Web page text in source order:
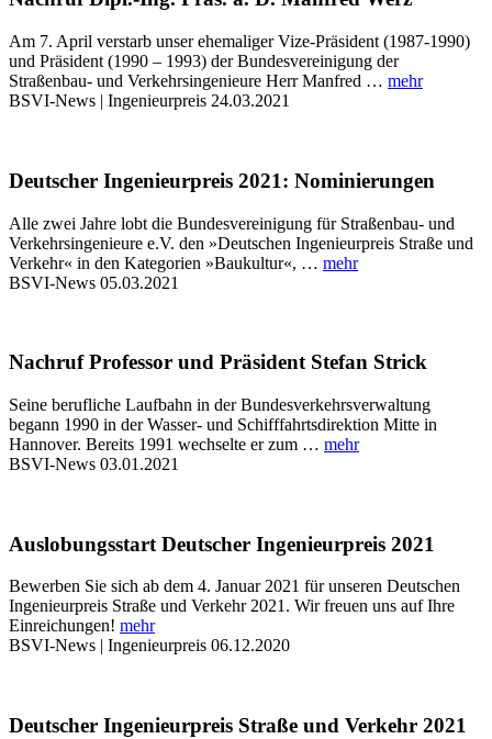
Am 7. April verstarb unser ehemaliger Vize-Präsident (1987-1990)
und Präsident (1990 – 1993) der Bundesvereinigung der
Straßenbau- und Verkehrsingenieure Herr Manfred … mehr
BSVI-News | Ingenieurpreis 24.03.2021
Deutscher Ingenieurpreis 2021: Nominierungen
Alle zwei Jahre lobt die Bundesvereinigung für Straßenbau- und
Verkehrsingenieure e.V. den »Deutschen Ingenieurpreis Straße und
Verkehr« in den Kategorien »Baukultur«, … mehr
BSVI-News 05.03.2021
Nachruf Professor und Präsident Stefan Strick
Seine berufliche Laufbahn in der Bundesverkehrsverwaltung
begann 1990 in der Wasser- und Schifffahrtsdirektion Mitte in
Hannover. Bereits 1991 wechselte er zum … mehr
BSVI-News 03.01.2021
Auslobungsstart Deutscher Ingenieurpreis 2021
Bewerben Sie sich ab dem 4. Januar 2021 für unseren Deutschen
Ingenieurpreis Straße und Verkehr 2021. Wir freuen uns auf Ihre
Einreichungen! mehr
BSVI-News | Ingenieurpreis 06.12.2020
Deutscher Ingenieurpreis Straße und Verkehr 2021